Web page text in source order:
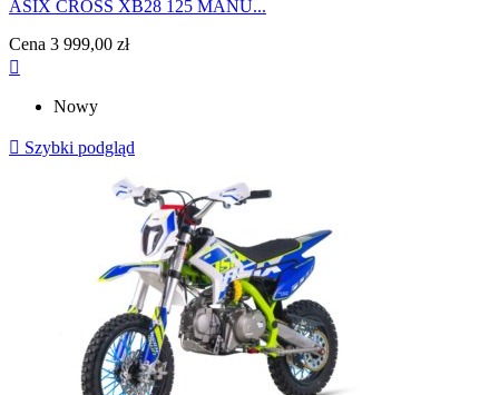
ASIX CROSS XB28 125 MANU...
Cena 3 999,00 zł

Nowy
 Szybki podgląd